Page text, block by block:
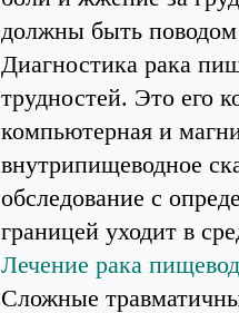
должны быть поводом
Диагностика рака
трудностей. Это его
компьютерная и
внутрипищеводное
обследование с
границей уходит в
Лечение рака
Сложные